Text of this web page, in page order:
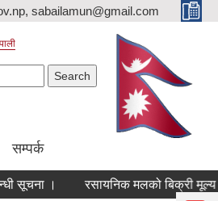
sabailamun@gmail.com
सम्पर्क
। रसायनिक मलको बिक्री मूल्य